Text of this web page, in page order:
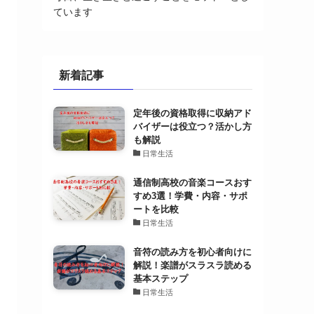
ています
新着記事
定年後の資格取得に収納アド
バイザーは役立つ？活かし方
も解説
日常生活
通信制高校の音楽コースおす
すめ3選！学費・内容・サポ
ートを比較
日常生活
音符の読み方を初心者向けに
解説！楽譜がスラスラ読める
基本ステップ
日常生活